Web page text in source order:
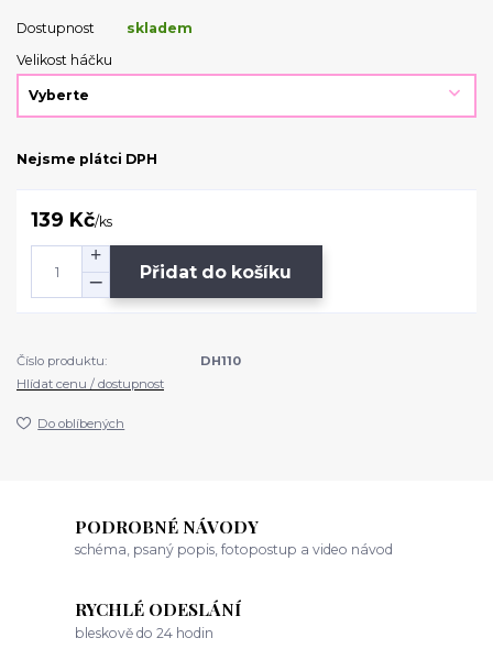
Dostupnost
skladem
Velikost háčku
Nejsme plátci DPH
139 Kč/ks
Přidat do košíku
Číslo produktu:
DH110
Hlídat cenu / dostupnost
Do oblíbených
PODROBNÉ NÁVODY
schéma, psaný popis, fotopostup a video návod
RYCHLÉ ODESLÁNÍ
bleskově do 24 hodin